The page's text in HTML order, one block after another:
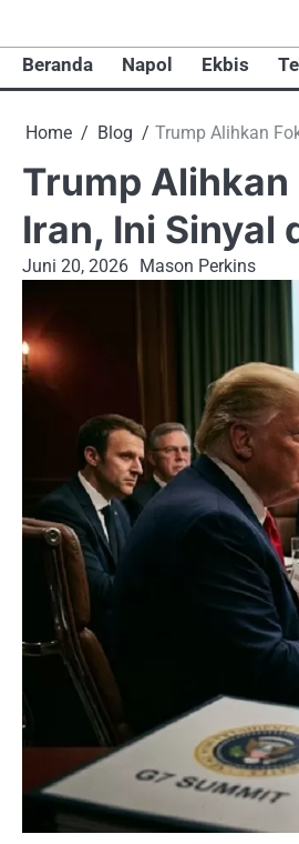
content
Beranda Napol Ekbis
Home Blog Trump Alihkan
Trump Alihkan
Iran, Ini Sinyal
Juni 20, 2026 Mason Perkins